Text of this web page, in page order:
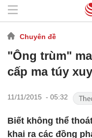
Chuyên đề
"Ông trùm"
cấp ma túy
11/11/2015 - 05:32
Biết không thể
khai ra các đồng